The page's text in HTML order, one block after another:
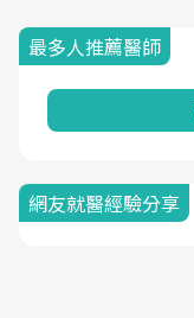
最多人推薦醫師
網友就醫經驗分享